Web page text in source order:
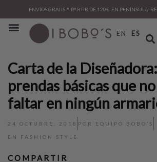
ENVÍOS GRATIS A PARTIR DE 120€ EN PENÍNSULA.
EN ES
Carta de la
prendas básicas que
faltar en ningún
24 OCTUBRE, 2018 POR EQUIPO BOBO’S
EN FASHION STYLE
COMPARTIR